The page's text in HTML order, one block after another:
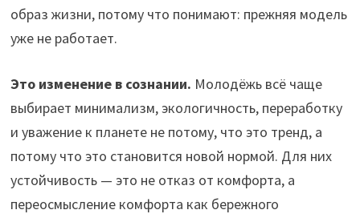
образ жизни, потому что понимают: прежняя модель
уже не работает.
Это изменение в сознании. Молодёжь всё чаще
выбирает минимализм, экологичность, переработку
и уважение к планете не потому, что это тренд, а
потому что это становится новой нормой. Для них
устойчивость — это не отказ от комфорта, а
переосмысление комфорта как бережного